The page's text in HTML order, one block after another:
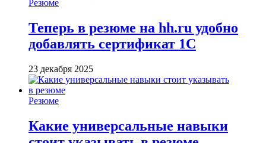
Резюме
Теперь в резюме на hh.ru удобно
добавлять сертификат 1С
23 декабря 2025
Резюме
Какие универсальные навыки